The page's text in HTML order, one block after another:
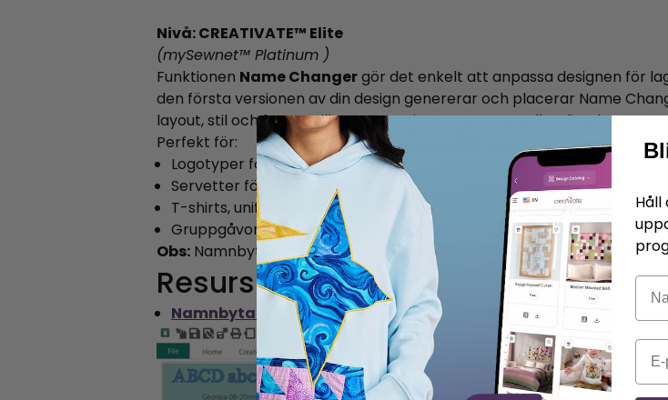
Nivå: CREATIVATE™ Elite
(mySewnet™ Platinum )
Funktionen Name Changergör det enkelt att anpassa designen för
den första versionen av din design genererar och placerar Name
layout, stil och form - vilket sparar timmar av manuell redigering.
Perfekt för:
Logotyper för lag eller klubb
Servetter för evenemang
T-shirts, uniformer och tygkassar
Gruppgåvor och festföremål
Obs: Namnbytare är exklusivt för CREATIVATE ™ Elite (mySewnet ™
Resurs
Namnbytare (PDF)
Håll
Namn
E-